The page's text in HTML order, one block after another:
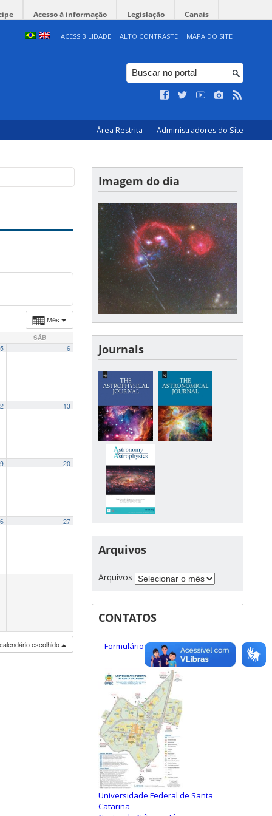
Acesso à informação Legislação Canais
ACESSIBILIDADE ALTO CONTRASTE MAPA DO SITE
Área Restrita Administradores do Site
Mês
SÁB
5 6
13
20
27
escolhido
Imagem do dia
Journals
Arquivos
Arquivos
CONTATOS
Formulário de Contato
Universidade Federal de Santa
Catarina